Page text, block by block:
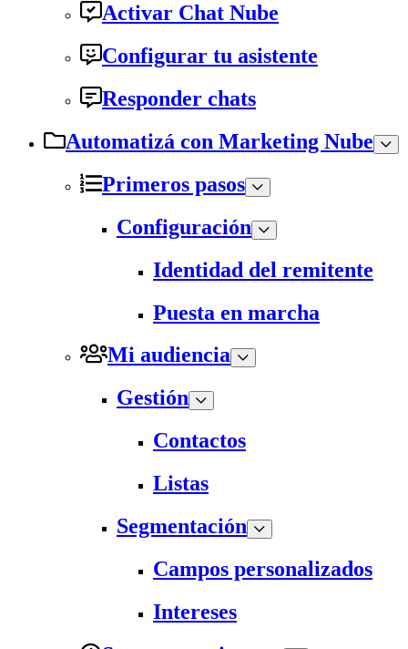
Activar Chat Nube
Configurar tu asistente
Responder chats
Automatizá con Marketing Nube
Primeros pasos
Configuración
Identidad del remitente
Puesta en marcha
Mi audiencia
Gestión
Contactos
Listas
Segmentación
Campos personalizados
Intereses